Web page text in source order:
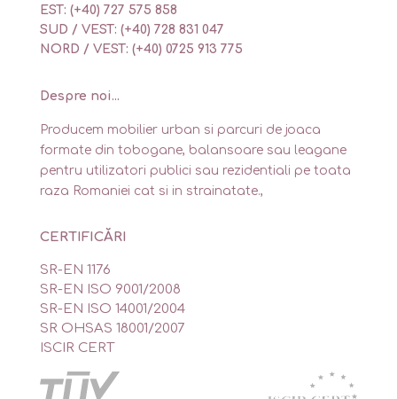
EST: (+40) 727 575 858
SUD / VEST: (+40) 728 831 047
NORD / VEST: (+40) 0725 913 775
Despre noi...
Producem mobilier urban si parcuri de joaca
formate din tobogane, balansoare sau leagane
pentru utilizatori publici sau rezidentiali pe toata
raza Romaniei cat si in strainatate.,
CERTIFICĂRI
SR-EN 1176
SR-EN ISO 9001/2008
SR-EN ISO 14001/2004
SR OHSAS 18001/2007
ISCIR CERT